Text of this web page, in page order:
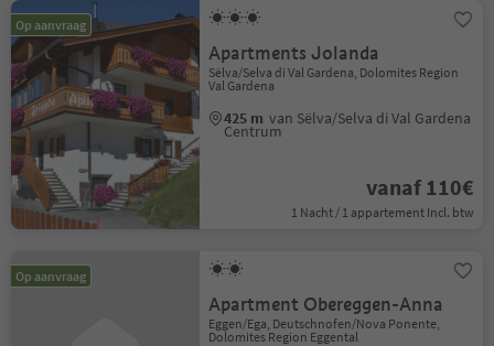
Op aanvraag
Apartments Jolanda
Sëlva/Selva di Val Gardena, Dolomites Region
Val Gardena
425 m van Sëlva/Selva di Val Gardena
Centrum
vanaf 110€
1 Nacht / 1 appartement Incl. btw
Op aanvraag
Apartment Obereggen-Anna
Eggen/Ega, Deutschnofen/Nova Ponente,
Dolomites Region Eggental